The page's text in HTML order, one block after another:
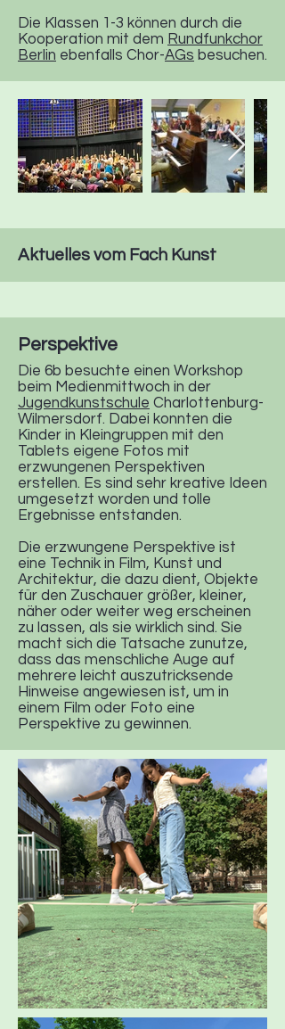
Die Klassen 1-3 können durch die
Kooperation mit dem Rundfunkchor
Berlin ebenfalls Chor-AGs besuchen.
Aktuelles vom Fach Kunst
Perspektive
Die 6b besuchte einen Workshop
beim Medienmittwoch in der
Jugendkunstschule Charlottenburg-
Wilmersdorf. Dabei konnten die
Kinder in Kleingruppen mit den
Tablets eigene Fotos mit
erzwungenen Perspektiven
erstellen. Es sind sehr kreative Ideen
umgesetzt worden und tolle
Ergebnisse entstanden.
Die erzwungene Perspektive ist
eine Technik in Film, Kunst und
Architektur, die dazu dient, Objekte
für den Zuschauer größer, kleiner,
näher oder weiter weg erscheinen
zu lassen, als sie wirklich sind. Sie
macht sich die Tatsache zunutze,
dass das menschliche Auge auf
mehrere leicht auszutricksende
Hinweise angewiesen ist, um in
einem Film oder Foto eine
Perspektive zu gewinnen.